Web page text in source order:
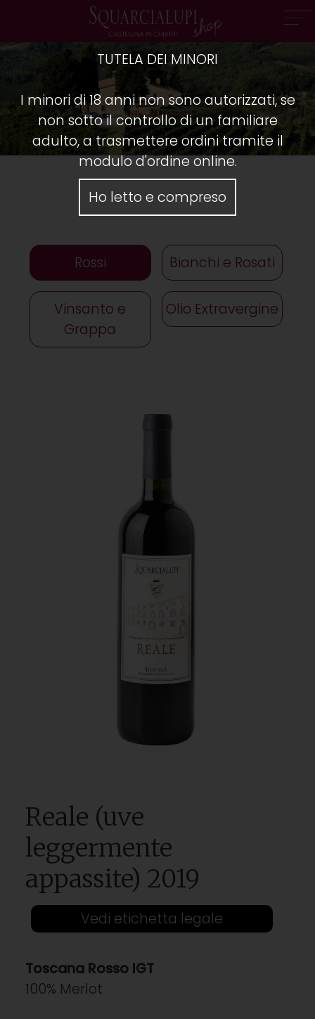
TUTELA DEI MINORI
I minori di 18 anni non sono autorizzati, se
non sotto il controllo di un familiare
adulto, a trasmettere ordini tramite il
modulo d'ordine online.
Ho letto e compreso
Rossi Bianchi e Rosati
Vinsanto e
Grappa
Olio Extravergine
Reale (uve
leggermente
appassite) 2019
Vedi etichetta legale
Toscana Rosso IGT
100% Merlot